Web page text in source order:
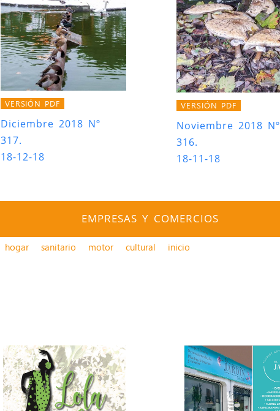
VERSIÓN PDF
Diciembre 2018 Nº
317.
18-12-18
VERSIÓN PDF
Noviembre 2018 Nº
316.
18-11-18
EMPRESAS Y COMERCIOS
hogar sanitario motor cultural inicio